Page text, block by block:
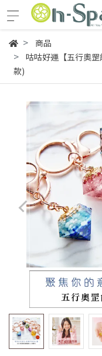
商品
咕咕好運【五行奧
款)